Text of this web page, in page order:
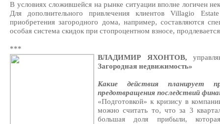
В условиях сложившейся на рынке ситуации вполне логичен
Для дополнительного привлечения клиентов Villagio
приобретения загородного дома, например, составляются
особая система скидок при стопроцентном взносе,
***
ВЛАДИМИР ЯХОНТОВ,
Загородная недвижимость»
Какие действия планирует
предотвращения последствий
«Подготовкой» к кризису в
можно считать то, что за 3
большая доля прибыли,